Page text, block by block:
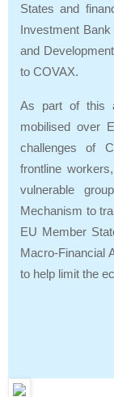
States and
Investment
and
to COVAX.
As part of this
mobilised over
challenges of
frontline
vulnerable
Mechanism to
EU Member
Macro-Financial
to help limit the